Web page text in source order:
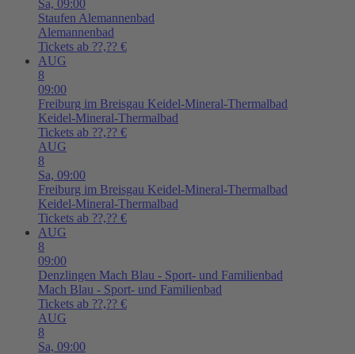
Sa, 09:00
Staufen Alemannenbad
Alemannenbad
Tickets ab ??,?? €
AUG
8
09:00
Freiburg im Breisgau Keidel-Mineral-Thermalbad
Keidel-Mineral-Thermalbad
Tickets ab ??,?? €
AUG
8
Sa, 09:00
Freiburg im Breisgau Keidel-Mineral-Thermalbad
Keidel-Mineral-Thermalbad
Tickets ab ??,?? €
AUG
8
09:00
Denzlingen Mach Blau - Sport- und Familienbad
Mach Blau - Sport- und Familienbad
Tickets ab ??,?? €
AUG
8
Sa, 09:00